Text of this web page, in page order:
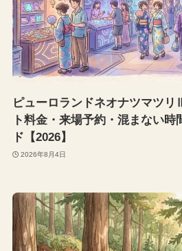
ピューロランドネオナツマツ
ト料金・来場予約・混まない
ド【2026】
2026年8月4日